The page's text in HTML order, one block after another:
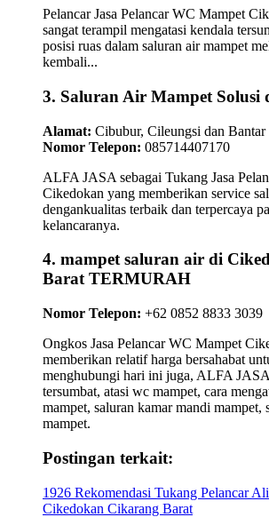
Pelancar Jasa Pelancar WC Mampet
sangat terampil mengatasi kendala
posisi ruas dalam saluran air mampet
kembali...
3. Saluran Air Mampet Solusi
Alamat: Cibubur, Cileungsi dan Bantar
Nomor Telepon: 085714407170
ALFA JASA sebagai Tukang Jasa
Cikedokan yang memberikan service
dengankualitas terbaik dan terpercaya
kelancaranya.
4. mampet saluran air di
Barat TERMURAH
Nomor Telepon: +62 0852 8833 3039
Ongkos Jasa Pelancar WC Mampet
memberikan relatif harga bersahabat
menghubungi hari ini juga, ALFA
tersumbat, atasi wc mampet, cara
mampet, saluran kamar mandi mampet,
mampet.
Postingan terkait:
1926 Rekomendasi Tukang Pelancar
Cikedokan Cikarang Barat